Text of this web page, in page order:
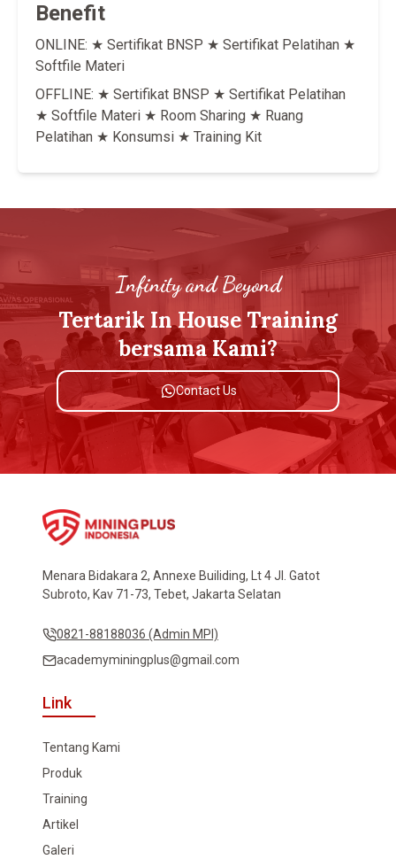
Benefit
ONLINE: ★ Sertifikat BNSP ★ Sertifikat Pelatihan ★
Softfile Materi
OFFLINE: ★ Sertifikat BNSP ★ Sertifikat Pelatihan
★ Softfile Materi ★ Room Sharing ★ Ruang
Pelatihan ★ Konsumsi ★ Training Kit
Infinity and Beyond
Tertarik In House Training
bersama Kami?
Contact Us
Menara Bidakara 2, Annexe Builiding, Lt 4 Jl. Gatot
Subroto, Kav 71-73, Tebet, Jakarta Selatan
0821-88188036 (Admin MPI)
academyminingplus@gmail.com
Link
Tentang Kami
Produk
Training
Artikel
Galeri